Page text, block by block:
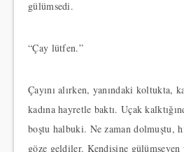
gülümsedi.
“Çay lütfen.”
Çayını alırken, yanındaki koltukta,
kadına hayretle baktı. Uçak
boştu halbuki. Ne zaman dolmuştu,
göze geldiler. Kendisine gülümseyen